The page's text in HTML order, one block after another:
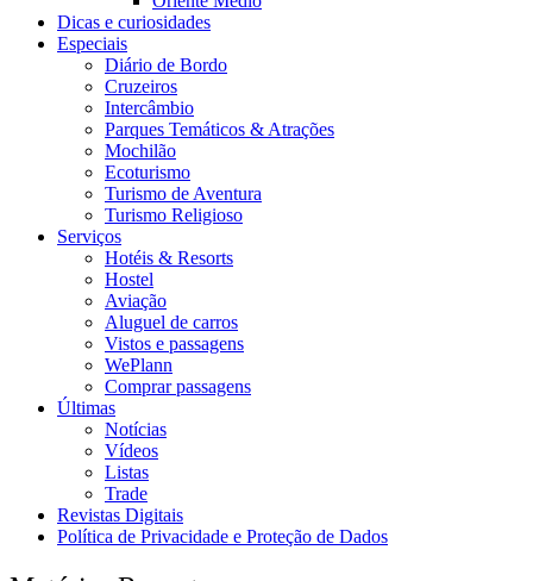
Dicas e curiosidades
Especiais
Diário de Bordo
Cruzeiros
Intercâmbio
Parques Temáticos & Atrações
Mochilão
Ecoturismo
Turismo de Aventura
Turismo Religioso
Serviços
Hotéis & Resorts
Hostel
Aviação
Aluguel de carros
Vistos e passagens
WePlann
Comprar passagens
Últimas
Notícias
Vídeos
Listas
Trade
Revistas Digitais
Política de Privacidade e Proteção de Dados